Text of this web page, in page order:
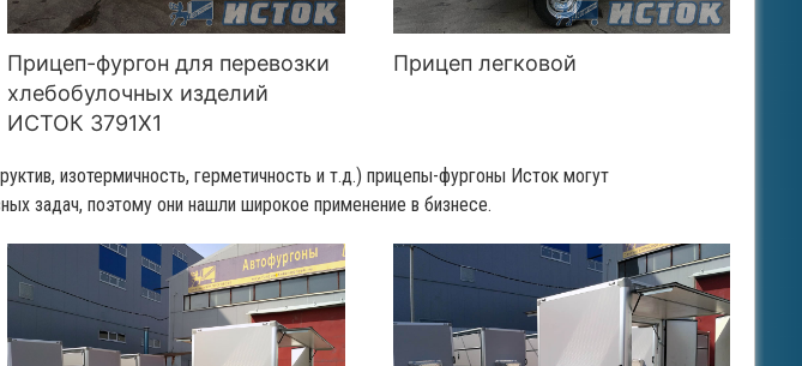
Прицеп-фургон для перевозки
хлебобулочных изделий
ИСТОК 3791Х1
Прицеп легковой
изотермичность, герметичность и т.д.) прицепы-фургоны Исток могут
задач, поэтому они нашли широкое применение в бизнесе.